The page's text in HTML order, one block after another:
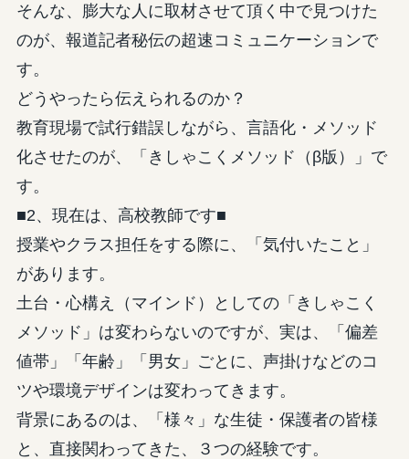
そんな、膨大な人に取材させて頂く中で見つけた
のが、報道記者秘伝の超速コミュニケーションで
す。
どうやったら伝えられるのか？
教育現場で試行錯誤しながら、言語化・メソッド
化させたのが、「きしゃこくメソッド（β版）」で
す。
■2、現在は、高校教師です■
授業やクラス担任をする際に、「気付いたこと」
があります。
土台・心構え（マインド）としての「きしゃこく
メソッド」は変わらないのですが、実は、「偏差
値帯」「年齢」「男女」ごとに、声掛けなどのコ
ツや環境デザインは変わってきます。
背景にあるのは、「様々」な生徒・保護者の皆様
と、直接関わってきた、３つの経験です。